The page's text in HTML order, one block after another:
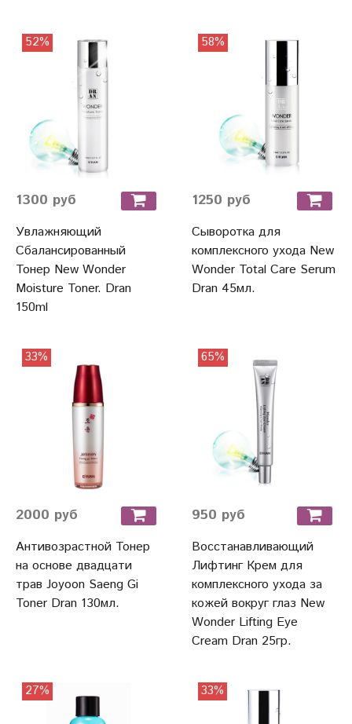
52%
1300 руб
Увлажняющий
Сбалансированный
Тонер New Wonder
Moisture Toner. Dran
150ml
58%
1250 руб
Сыворотка для
комплексного ухода New
Wonder Total Care Serum
Dran 45мл.
33%
2000 руб
Антивозрастной Тонер
на основе двадцати
трав Joyoon Saeng Gi
Toner Dran 130мл.
65%
950 руб
Восстанавливающий
Лифтинг Крем для
комплексного ухода за
кожей вокруг глаз New
Wonder Lifting Eye
Cream Dran 25гр.
27% 33%